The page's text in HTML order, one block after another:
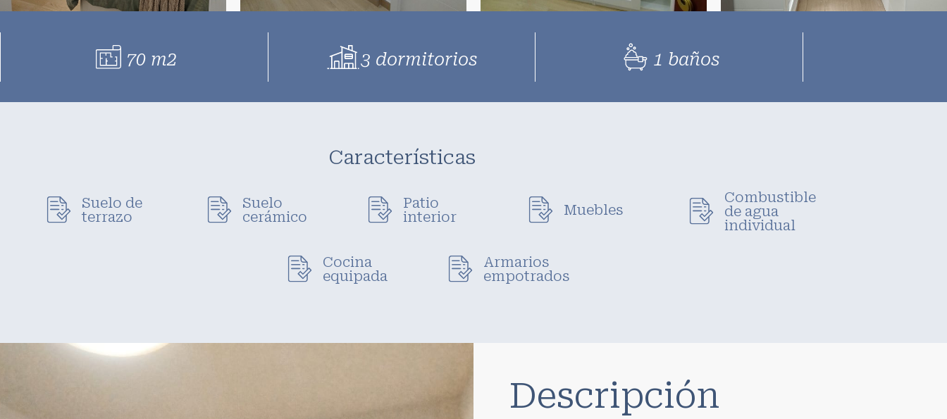
70 m2 3 dormitorios 1 baños
Características
Suelo de
terrazo
Suelo
cerámico
Patio
interior
Muebles
Combustible
de agua
individual
Cocina
equipada
Armarios
empotrados
Descripción